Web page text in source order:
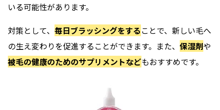
いる可能性があります。
対策として、 毎日ブラッシングをすることで、新しい毛へ
の生え変わりを促進することができます。また、 保湿剤や
被毛の健康のためのサプリメントなどもおすすめです。